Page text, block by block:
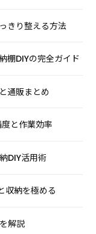
きり整える方法
棚DIYの完全ガイド
通販まとめ
と作業効率
DIY活用術
収納を極める
解説